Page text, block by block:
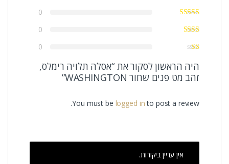
0
0
0
היה הראשון לסקור את “אסלה תלויה רימלס,
זהב מט פנים שחור WASHINGTON”
You must be logged into post a review.
אין עדיין ביקורות.